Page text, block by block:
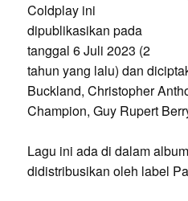
Coldplay ini
dipublikasikan pada
tanggal 6 Juli 2023 (2
tahun yang lalu) dan
Buckland, Christopher
Champion, Guy Rupert
Lagu ini ada di dalam
didistribusikan oleh label